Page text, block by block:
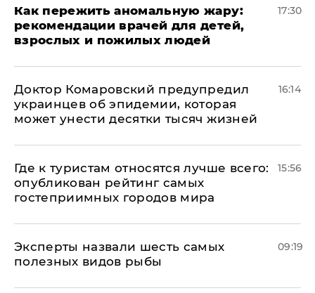
Как пережить аномальную жару:
рекомендации врачей для детей,
взрослых и пожилых людей
17:30
Доктор Комаровский предупредил
украинцев об эпидемии, которая
может унести десятки тысяч жизней
16:14
Где к туристам относятся лучше всего:
опубликован рейтинг самых
гостеприимных городов мира
15:56
Эксперты назвали шесть самых
полезных видов рыбы
09:19